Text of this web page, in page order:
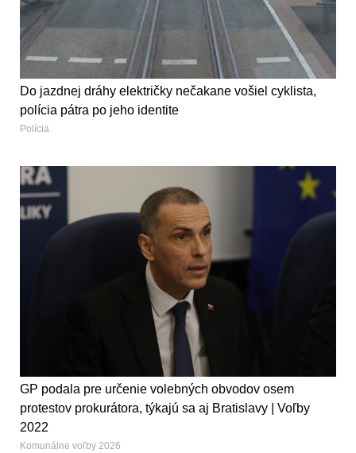
Do jazdnej dráhy električky nečakane vošiel cyklista,
polícia pátra po jeho identite
Polícia
GP podala pre určenie volebných obvodov osem
protestov prokurátora, týkajú sa aj Bratislavy | Voľby
2022
Komunálne voľby 2026